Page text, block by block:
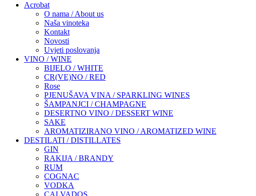
Acrobat
O nama / About us
Naša vinoteka
Kontakt
Novosti
Uvjeti poslovanja
VINO / WINE
BIJELO / WHITE
CR(VE)NO / RED
Rose
PJENUŠAVA VINA / SPARKLING WINES
ŠAMPANJCI / CHAMPAGNE
DESERTNO VINO / DESSERT WINE
SAKE
AROMATIZIRANO VINO / AROMATIZED WINE
DESTILATI / DISTILLATES
GIN
RAKIJA / BRANDY
RUM
COGNAC
VODKA
CALVADOS